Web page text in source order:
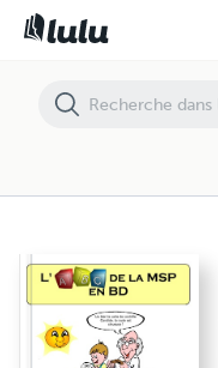
L'ABC de la MSP en BD